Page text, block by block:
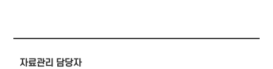
자료관리 담당자